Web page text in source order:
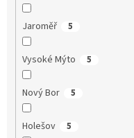
Jaroměř 5
Vysoké Mýto 5
Nový Bor 5
Holešov 5